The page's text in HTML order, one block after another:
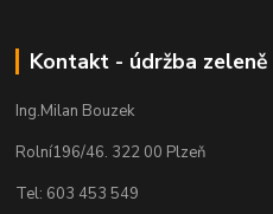
Kontakt - údržba zeleně
Ing.Milan Bouzek
Rolní196/46. 322 00 Plzeň
Tel: 603 453 549